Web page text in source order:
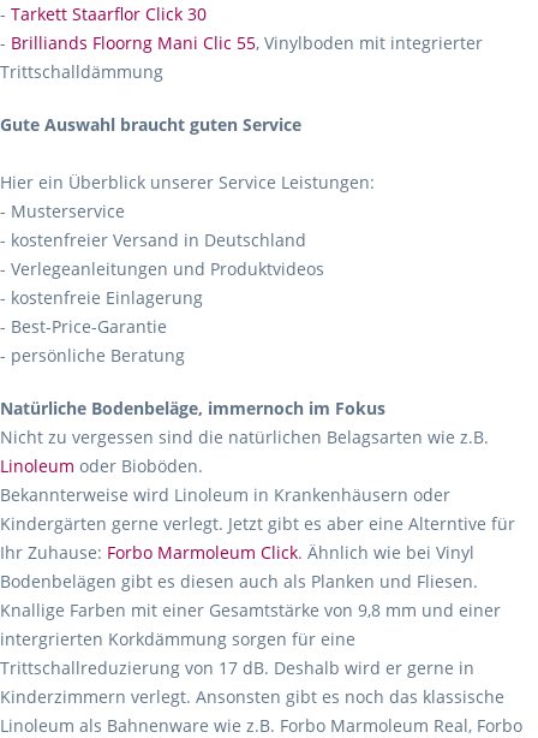
- Tarkett Staarflor Click 30
- Brilliands Floorng Mani Clic 55, Vinylboden mit integrierter
Trittschalldämmung
Gute Auswahl braucht guten Service
Hier ein Überblick unserer Service Leistungen:
- Musterservice
- kostenfreier Versand in Deutschland
- Verlegeanleitungen und Produktvideos
- kostenfreie Einlagerung
- Best-Price-Garantie
- persönliche Beratung
Natürliche Bodenbeläge, immernoch im Fokus
Nicht zu vergessen sind die natürlichen Belagsarten wie z.B.
Linoleum oder Bioböden.
Bekannterweise wird Linoleum in Krankenhäusern oder
Kindergärten gerne verlegt. Jetzt gibt es aber eine Alterntive für
Ihr Zuhause: Forbo Marmoleum Click. Ähnlich wie bei Vinyl
Bodenbelägen gibt es diesen auch als Planken und Fliesen.
Knallige Farben mit einer Gesamtstärke von 9,8 mm und einer
intergrierten Korkdämmung sorgen für eine
Trittschallreduzierung von 17 dB. Deshalb wird er gerne in
Kinderzimmern verlegt. Ansonsten gibt es noch das klassische
Linoleum als Bahnenware wie z.B. Forbo Marmoleum Real, Forbo